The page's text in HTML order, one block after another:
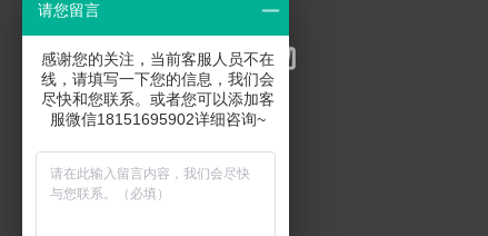
销售联系：18151695902
请您留言
感谢您的关注，当前客服人员不在
线，请填写一下您的信息，我们会
尽快和您联系。或者您可以添加客
服微信18151695902详细咨询~